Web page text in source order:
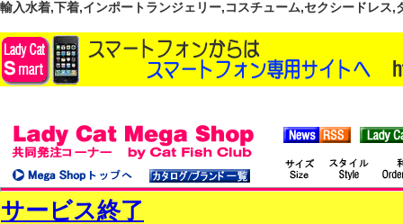
輸入水着,下着,インポートランジェリー,コスチューム,セクシードレス
サービス終了